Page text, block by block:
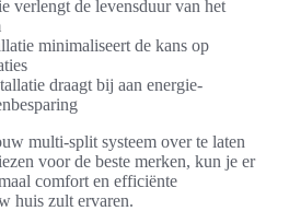
verlengt de levensduur van het
minimaliseert de kans op
draagt bij aan energie-
multi-split systeem over te laten
voor de beste merken, kun je er
comfort en efficiënte
huis zult ervaren.